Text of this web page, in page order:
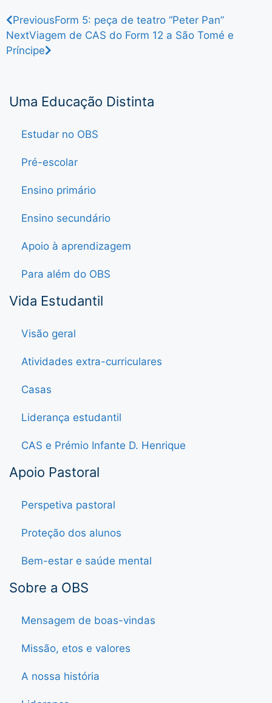
PreviousForm 5: peça de teatro “Peter Pan”
NextViagem de CAS do Form 12 a São Tomé e
Príncipe
Uma Educação Distinta
Estudar no OBS
Pré-escolar
Ensino primário
Ensino secundário
Apoio à aprendizagem
Para além do OBS
Vida Estudantil
Visão geral
Atividades extra-curriculares
Casas
Liderança estudantil
CAS e Prémio Infante D. Henrique
Apoio Pastoral
Perspetiva pastoral
Proteção dos alunos
Bem-estar e saúde mental
Sobre a OBS
Mensagem de boas-vindas
Missão, etos e valores
A nossa história